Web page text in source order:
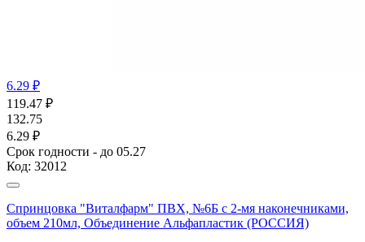
6.29 ₽
119.47 ₽
132.75
6.29 ₽
Срок годности - до 05.27
Код: 32012
Спринцовка "Виталфарм" ПВХ, №6Б с 2-мя наконечниками,
объем 210мл, Объединение Альфапластик (РОССИЯ)